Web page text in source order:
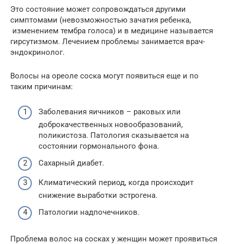
Это состояние может сопровождаться другими
симптомами (невозможностью зачатия ребенка,
изменением тембра голоса) и в медицине называется
гирсутизмом. Лечением проблемы занимается врач-
эндокринолог.
Волосы на ореоле соска могут появиться еще и по
таким причинам:
Заболевания яичников – раковых или
доброкачественных новообразований,
поликистоза. Патология сказывается на
состоянии гормонального фона.
Сахарный диабет.
Климатический период, когда происходит
снижение выработки эстрогена.
Патологии надпочечников.
Проблема волос на сосках у женщин может проявиться